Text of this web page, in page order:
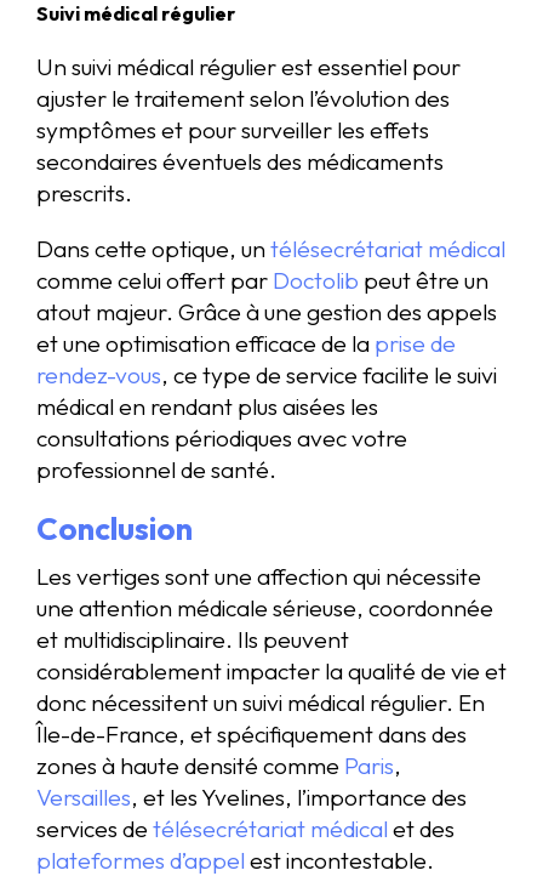
Suivi médical régulier
Un suivi médical régulier est essentiel pour
ajuster le traitement selon l’évolution des
symptômes et pour surveiller les effets
secondaires éventuels des médicaments
prescrits.
Dans cette optique, untélésecrétariat médical
comme celui offert par Doctolib peut être un
atout majeur. Grâce à une gestion des appels
et une optimisation efficace de la prise de
rendez-vous, ce type de service facilite le suivi
médical en rendant plus aisées les
consultations périodiques avec votre
professionnel de santé.
Conclusion
Les vertiges sont une affection qui nécessite
une attention médicale sérieuse, coordonnée
et multidisciplinaire. Ils peuvent
considérablement impacter la qualité de vie et
donc nécessitent un suivi médical régulier. En
Île-de-France, et spécifiquement dans des
zones à haute densité comme Paris,
Versailles, et les Yvelines, l’importance des
services de télésecrétariat médical et des
plateformes d’appel est incontestable.